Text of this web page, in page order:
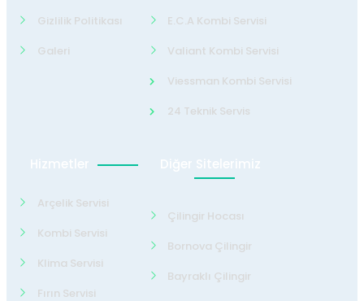
Gizlilik Politikası
Galeri
E.C.A Kombi Servisi
Valiant Kombi Servisi
Viessman Kombi Servisi
24 Teknik Servis
Hizmetler
Arçelik Servisi
Kombi Servisi
Klima Servisi
Fırın Servisi
Diğer Sitelerimiz
Çilingir Hocası
Bornova Çilingir
Bayraklı Çilingir